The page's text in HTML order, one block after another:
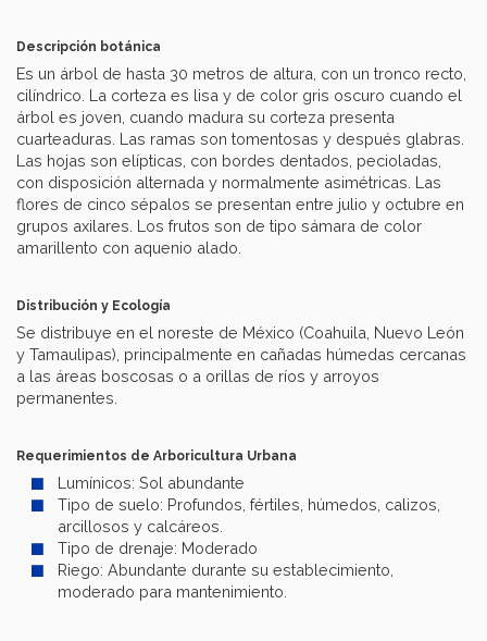
Descripción botánica
Es un árbol de hasta 30 metros de altura, con un tronco recto,
cilíndrico. La corteza es lisa y de color gris oscuro cuando el
árbol es joven, cuando madura su corteza presenta
cuarteaduras. Las ramas son tomentosas y después glabras.
Las hojas son elípticas, con bordes dentados, pecioladas,
con disposición alternada y normalmente asimétricas. Las
flores de cinco sépalos se presentan entre julio y octubre en
grupos axilares. Los frutos son de tipo sámara de color
amarillento con aquenio alado.
Distribución y Ecología
Se distribuye en el noreste de México (Coahuila, Nuevo León
y Tamaulipas), principalmente en cañadas húmedas cercanas
a las áreas boscosas o a orillas de ríos y arroyos
permanentes.
Requerimientos de Arboricultura Urbana
Lumínicos: Sol abundante
Tipo de suelo: Profundos, fértiles, húmedos, calizos,
arcillosos y calcáreos.
Tipo de drenaje: Moderado
Riego: Abundante durante su establecimiento,
moderado para mantenimiento.